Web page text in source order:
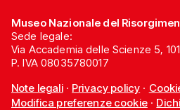
Museo Nazionale del
Sede legale:
Via Accademia delle Scienze 5,
P. IVA 08035780017
Note legali· Privacy policy ·
Modifica preferenze cookie·